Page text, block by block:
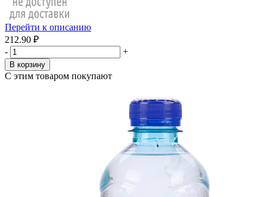
Перейти к описанию
212.90 ₽
-
+
В корзину
С этим товаром покупают